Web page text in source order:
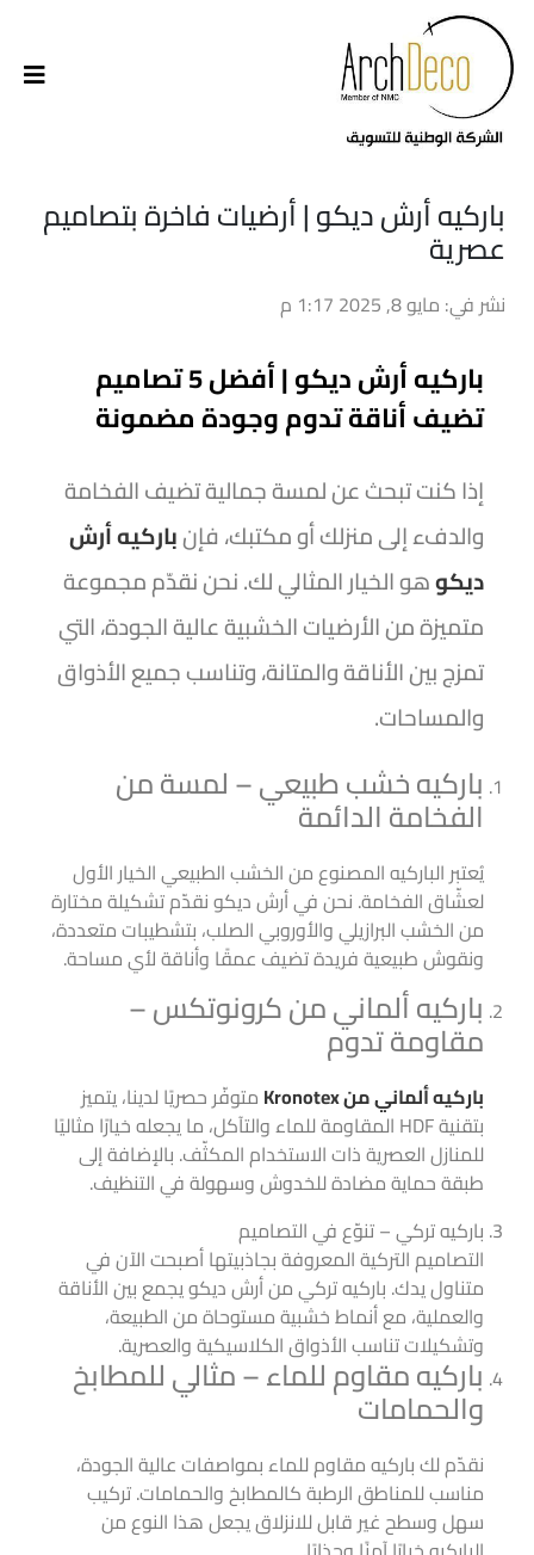
باركيه أرش ديكو | أرضيات فاخرة بتصاميم
عصرية
نشر في: مايو 8, 2025 1:17 م
باركيه أرش ديكو | أفضل 5 تصاميم
تضيف أناقة تدوم وجودة مضمونة
إذا كنت تبحث عن لمسة جمالية تضيف الفخامة
والدفء إلى منزلك أو مكتبك، فإنباركيه أرش
ديكوهو الخيار المثالي لك. نحن نقدّم مجموعة
متميزة من الأرضيات الخشبية عالية الجودة، التي
تمزج بين الأناقة والمتانة، وتناسب جميع الأذواق
والمساحات.
باركيه خشب طبيعي – لمسة من
الفخامة الدائمة
يُعتبر الباركيه المصنوع من الخشب الطبيعي الخيار الأول
لعشّاق الفخامة. نحن في أرش ديكو نقدّم تشكيلة مختارة
من الخشب البرازيلي والأوروبي الصلب، بتشطيبات متعددة،
ونقوش طبيعية فريدة تضيف عمقًا وأناقة لأي مساحة.
باركيه ألماني من كرونوتكس –
مقاومة تدوم
باركيه ألماني من Kronotex
متوفّر حصريًا لدينا، يتميز
بتقنية HDF المقاومة للماء والتآكل، ما يجعله خيارًا مثاليًا
للمنازل العصرية ذات الاستخدام المكثّف. بالإضافة إلى
طبقة حماية مضادة للخدوش وسهولة في التنظيف.
باركيه تركي – تنوّع في التصاميم
التصاميم التركية المعروفة بجاذبيتها أصبحت الآن في
متناول يدك. باركيه تركي من أرش ديكو يجمع بين الأناقة
والعملية، مع أنماط خشبية مستوحاة من الطبيعة،
وتشكيلات تناسب الأذواق الكلاسيكية والعصرية.
باركيه مقاوم للماء – مثالي للمطابخ
والحمامات
نقدّم لك باركيه مقاوم للماء بمواصفات عالية الجودة،
مناسب للمناطق الرطبة كالمطابخ والحمامات. تركيب
سهل وسطح غير قابل للانزلاق يجعل هذا النوع من